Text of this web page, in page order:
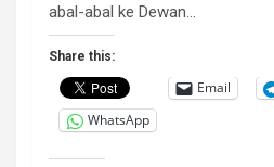
abal-abal ke Dewan…
Share this:
Email
WhatsApp